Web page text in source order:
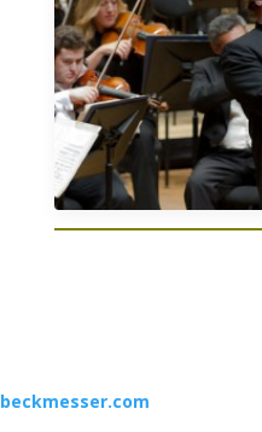
beckmesser.com